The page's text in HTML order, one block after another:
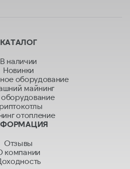
КАТАЛОГ
В наличии
Новинки
оборудование
майнинг
отопление
Отзывы
компании